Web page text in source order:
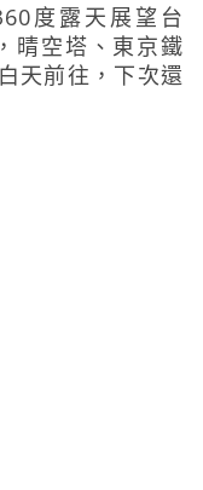
度露天展望台
晴空塔、東京鐵
天前往，下次還